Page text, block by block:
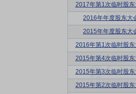
2017年第1次临时股东
2016年年度股东大
2015年年度股东大
2016年第1次临时股东
2015年第4次临时股东
2015年第3次临时股东
2015年第2次临时股东